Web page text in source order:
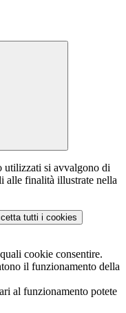
utilizzati si avvalgono di
alle finalità illustrate nella
tutti i cookies
cookie consentire.
il funzionamento della
al funzionamento potete